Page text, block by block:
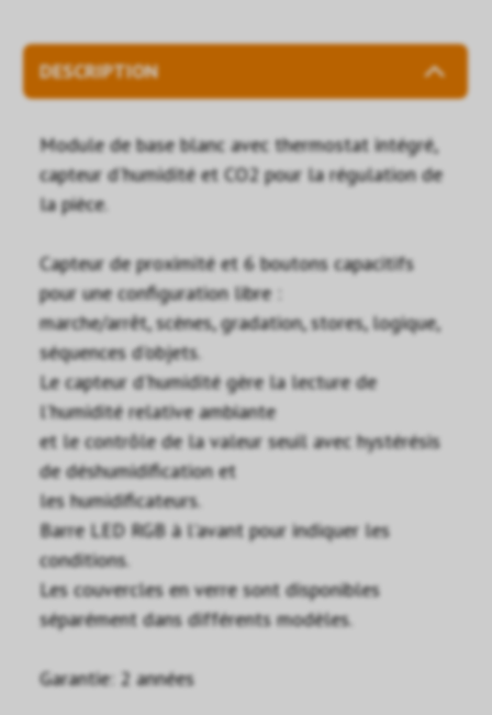
DESCRIPTION
Module de base blanc avec thermostat intégré,
capteur d'humidité et CO2 pour la régulation de
la pièce.
Capteur de proximité et 6 boutons capacitifs
pour une configuration libre :
marche/arrêt, scènes, gradation, stores, logique,
séquences d'objets.
Le capteur d'humidité gère la lecture de
l'humidité relative ambiante
et le contrôle de la valeur seuil avec hystérésis
de déshumidification et
les humidificateurs.
Barre LED RGB à l'avant pour indiquer les
conditions.
Les couvercles en verre sont disponibles
séparément dans différents modèles.
Garantie: 2 années